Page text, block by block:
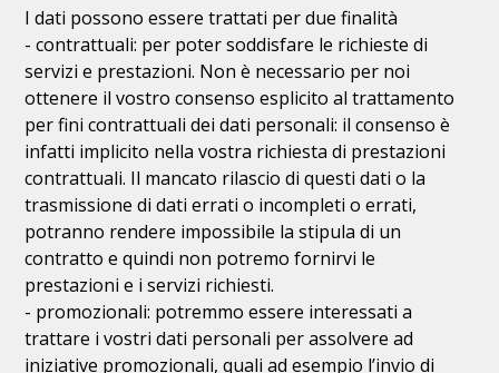
I dati possono essere trattati per due finalità
- contrattuali: per poter soddisfare le richieste di
servizi e prestazioni. Non è necessario per noi
ottenere il vostro consenso esplicito al trattamento
per fini contrattuali dei dati personali: il consenso è
infatti implicito nella vostra richiesta di prestazioni
contrattuali. Il mancato rilascio di questi dati o la
trasmissione di dati errati o incompleti o errati,
potranno rendere impossibile la stipula di un
contratto e quindi non potremo fornirvi le
prestazioni e i servizi richiesti.
- promozionali: potremmo essere interessati a
trattare i vostri dati personali per assolvere ad
iniziative promozionali, quali ad esempio l’invio di